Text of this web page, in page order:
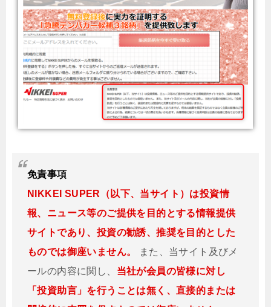
免責事項
NIKKEI SUPER（以下、当サイト）は投資情
報、ニュース等のご提供を目的とする情報提供
サイトであり、投資の勧誘、推奨を目的とした
ものでは御座いません。
また、当サイト及びメ
ールの内容に関し、 当社が会員の皆様に対し
「投資助言」を行うことは無く、直接的または